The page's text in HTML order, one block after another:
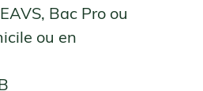
Bac Pro ou
ou en